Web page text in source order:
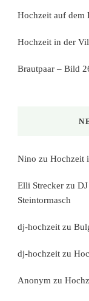
Hochzeit auf dem
Hochzeit in der
Brautpaar – Bild
Nino zu Hochzeit
Elli Strecker zu
Steintormasch
dj-hochzeit zu
dj-hochzeit zu
Anonym zu